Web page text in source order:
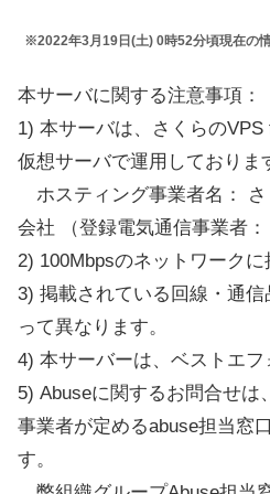
※2022年3月19日(土) 0時52分頃現在の情
本サーバに関する注意事項：
1) 本サーバは、さくらの
仮想サーバで運用しておりま
ホスティング事業者名：
会社 （登録電気通信事業者：
2) 100Mbpsのネットワークに
3) 掲載されている回線・通
って異なります。
4) 本サーバーは、ベストエフ
5) Abuseに関するお問合せは
事業者が定めるabuse担当窓
す。